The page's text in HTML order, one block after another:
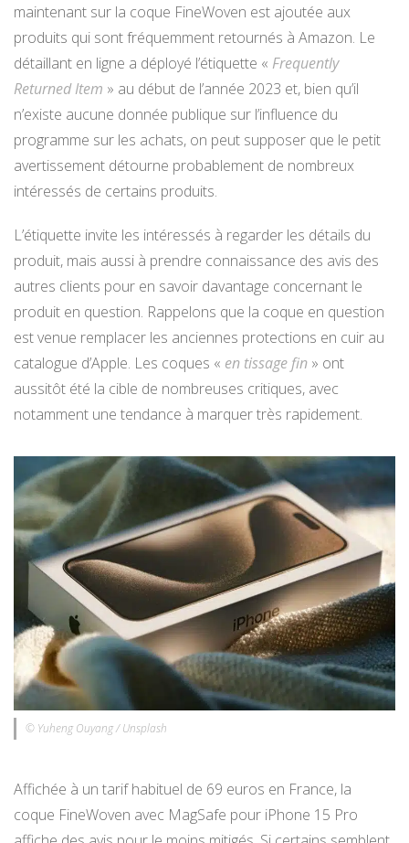
maintenant sur la coque FineWoven est ajoutée aux
produits qui sont fréquemment retournés à Amazon. Le
détaillant en ligne a déployé l’étiquette « Frequently
Returned Item » au début de l’année 2023 et, bien qu’il
n’existe aucune donnée publique sur l’influence du
programme sur les achats, on peut supposer que le petit
avertissement détourne probablement de nombreux
intéressés de certains produits.
L’étiquette invite les intéressés à regarder les détails du
produit, mais aussi à prendre connaissance des avis des
autres clients pour en savoir davantage concernant le
produit en question. Rappelons que la coque en question
est venue remplacer les anciennes protections en cuir au
catalogue d’Apple. Les coques « en tissage fin » ont
aussitôt été la cible de nombreuses critiques, avec
notamment une tendance à marquer très rapidement.
© Yuheng Ouyang / Unsplash
Affichée à un tarif habituel de 69 euros en France, la
coque FineWoven avec MagSafe pour iPhone 15 Pro